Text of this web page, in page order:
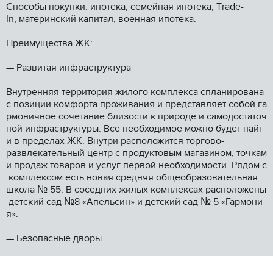
Cпоcобы покупки: ипотeка, семейная ипотекa, Тradе-
In, материнский капитал, военная ипотека.
Преимущества ЖК:
— Развитая инфраструктура
Внутренняя территория жилого комплекса спланирована
с позиции комфорта проживания и представляет собой га
рмоничное сочетание близости к природе и самодостаточ
ной инфраструктуры. Все необходимое можно будет найт
и в пределах ЖК. Внутри расположится торгово-
развлекательный центр с продуктовым магазином, точкам
и продаж товаров и услуг первой необходимости. Рядом с
комплексом есть новая средняя общеобразовательная
школа № 55. В соседних жилых комплексах расположены
детский сад №8 «Апельсин» и детский сад № 5 «Гармони
я».
— Безопасные дворы